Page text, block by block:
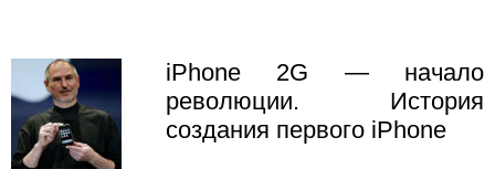
iPhone 2G — начало
революции. История
создания первого iPhone